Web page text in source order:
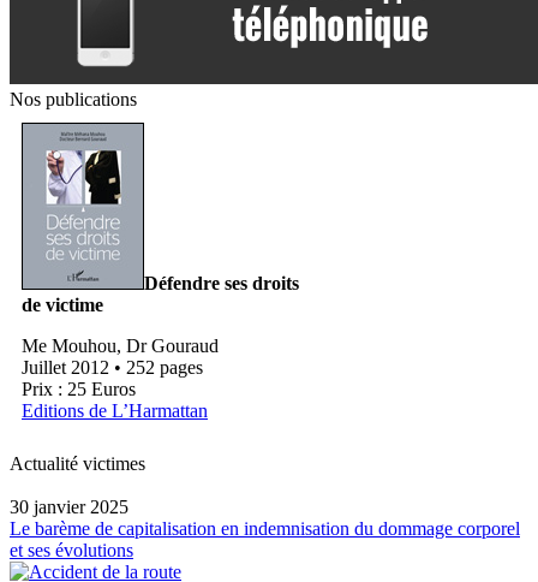
Nos publications
Défendre ses droits
de victime
Me Mouhou, Dr Gouraud
Juillet 2012 • 252 pages
Prix : 25 Euros
Editions de L’Harmattan
Actualité victimes
30 janvier 2025
Le barème de capitalisation en indemnisation du dommage corporel
et ses évolutions